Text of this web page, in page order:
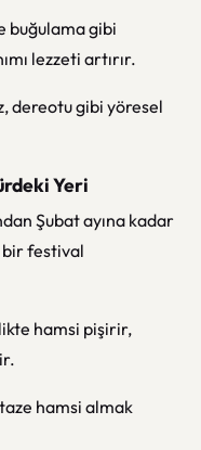
buğulama gibi
lezzeti artırır.
dereotu gibi yöresel
Yeri
Şubat ayına kadar
bir festival
hamsi pişirir,
hamsi almak